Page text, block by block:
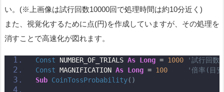
い。(※上画像は試行回数10000回で処理時間は約10分近く)
また、視覚化するために点(円)を作成していますが、その処理を
消すことで高速化が図れます。
Const NUMBER_OF_TRIALS As Long = 1000
'試行回数
Const MAGNIFICATION As Long = 100
'倍率(目安
Sub CoinTossProbability()